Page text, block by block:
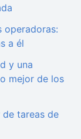
operadoras:
a él
y una
mejor de los
de tareas de